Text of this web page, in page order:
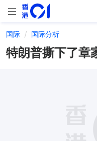
国际 国际分析
特朗普撕下了章